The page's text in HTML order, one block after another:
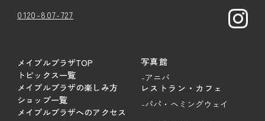
0120-807-727
メイプルプラザTOP
トピックス一覧
メイプルプラザの楽しみ方
ショップ一覧
メイプルプラザへのアクセス
写真館
-アニバ
レストラン・カフェ
-パパ・ヘミングウェイ